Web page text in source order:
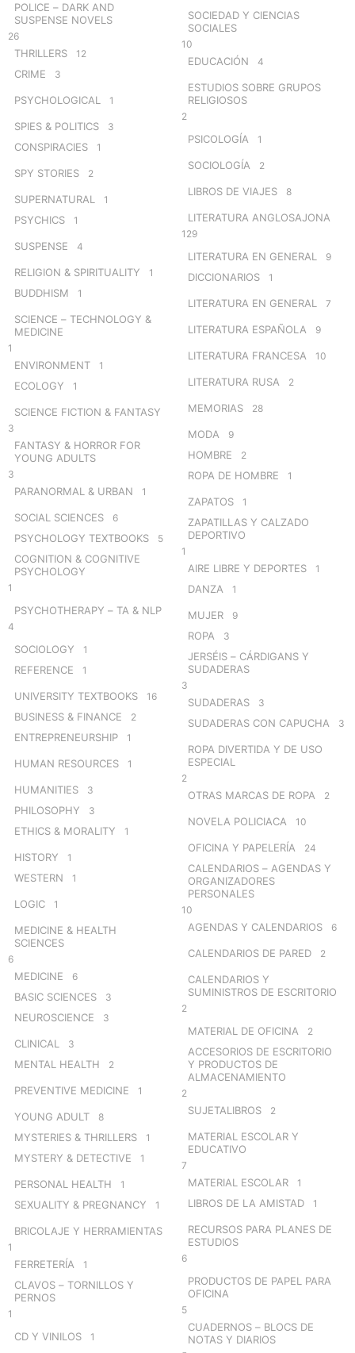
POLICE – DARK AND
SUSPENSE NOVELS
26
THRILLERS 12
CRIME 3
PSYCHOLOGICAL 1
SPIES & POLITICS 3
CONSPIRACIES 1
SPY STORIES 2
SUPERNATURAL 1
PSYCHICS 1
SUSPENSE 4
RELIGION & SPIRITUALITY 1
BUDDHISM 1
SCIENCE – TECHNOLOGY &
MEDICINE
1
ENVIRONMENT 1
ECOLOGY 1
SCIENCE FICTION & FANTASY
3
FANTASY & HORROR FOR
YOUNG ADULTS
3
PARANORMAL & URBAN 1
SOCIAL SCIENCES 6
PSYCHOLOGY TEXTBOOKS 5
COGNITION & COGNITIVE
PSYCHOLOGY
1
PSYCHOTHERAPY – TA & NLP
4
SOCIOLOGY 1
REFERENCE 1
UNIVERSITY TEXTBOOKS 16
BUSINESS & FINANCE 2
ENTREPRENEURSHIP 1
HUMAN RESOURCES 1
HUMANITIES 3
PHILOSOPHY 3
ETHICS & MORALITY 1
HISTORY 1
WESTERN 1
LOGIC 1
MEDICINE & HEALTH
SCIENCES
6
MEDICINE 6
BASIC SCIENCES 3
NEUROSCIENCE 3
CLINICAL 3
MENTAL HEALTH 2
PREVENTIVE MEDICINE 1
YOUNG ADULT 8
MYSTERIES & THRILLERS 1
MYSTERY & DETECTIVE 1
PERSONAL HEALTH 1
SEXUALITY & PREGNANCY 1
BRICOLAJE Y HERRAMIENTAS
1
FERRETERÍA 1
CLAVOS – TORNILLOS Y
PERNOS
1
CD Y VINILOS 1
SOCIEDAD Y CIENCIAS
SOCIALES
10
EDUCACIÓN 4
ESTUDIOS SOBRE GRUPOS
RELIGIOSOS
2
PSICOLOGÍA 1
SOCIOLOGÍA 2
LIBROS DE VIAJES 8
LITERATURA ANGLOSAJONA
129
LITERATURA EN GENERAL 9
DICCIONARIOS 1
LITERATURA EN GENERAL 7
LITERATURA ESPAÑOLA 9
LITERATURA FRANCESA 10
LITERATURA RUSA 2
MEMORIAS 28
MODA 9
HOMBRE 2
ROPA DE HOMBRE 1
ZAPATOS 1
ZAPATILLAS Y CALZADO
DEPORTIVO
1
AIRE LIBRE Y DEPORTES 1
DANZA 1
MUJER 9
ROPA 3
JERSÉIS – CÁRDIGANS Y
SUDADERAS
3
SUDADERAS 3
SUDADERAS CON CAPUCHA 3
ROPA DIVERTIDA Y DE USO
ESPECIAL
2
OTRAS MARCAS DE ROPA 2
NOVELA POLICIACA 10
OFICINA Y PAPELERÍA 24
CALENDARIOS – AGENDAS Y
ORGANIZADORES
PERSONALES
10
AGENDAS Y CALENDARIOS 6
CALENDARIOS DE PARED 2
CALENDARIOS Y
SUMINISTROS DE ESCRITORIO
2
MATERIAL DE OFICINA 2
ACCESORIOS DE ESCRITORIO
Y PRODUCTOS DE
ALMACENAMIENTO
2
SUJETALIBROS 2
MATERIAL ESCOLAR Y
EDUCATIVO
7
MATERIAL ESCOLAR 1
LIBROS DE LA AMISTAD 1
RECURSOS PARA PLANES DE
ESTUDIOS
6
PRODUCTOS DE PAPEL PARA
OFICINA
5
CUADERNOS – BLOCS DE
NOTAS Y DIARIOS